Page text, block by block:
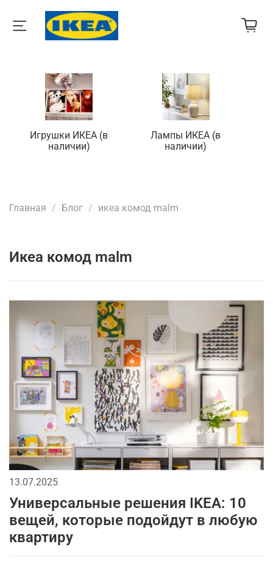
Игрушки ИКЕА (в
наличии)
Лампы ИКЕА (в
наличии)
Главная Блог икеа комод malm
икеа комод malm
13.07.2025
Универсальные решения IKEA: 10
вещей, которые подойдут в любую
квартиру